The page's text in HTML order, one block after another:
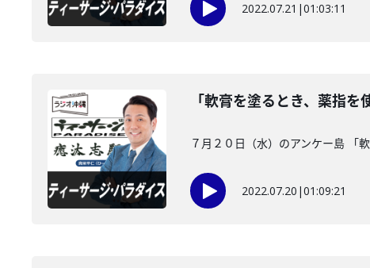
2022.07.21 |01:03:11
「軟膏を塗るとき、薬指を
７月２０日（水）のアンケー島 「
2022.07.20 |01:09:21